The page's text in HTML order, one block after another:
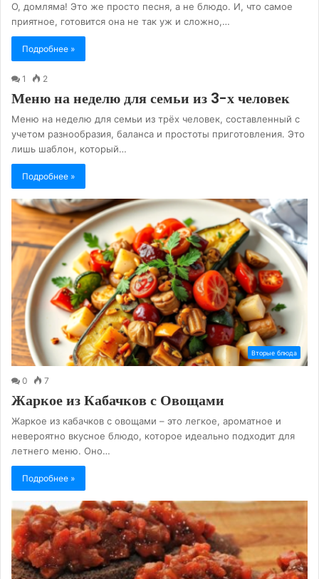
О, домляма! Это же просто песня, а не блюдо. И, что самое
приятное, готовится она не так уж и сложно,…
Подробнее »
1 2
Меню на неделю для семьи из 3-х человек
Меню на неделю для семьи из трёх человек, составленный с
учетом разнообразия, баланса и простоты приготовления. Это
лишь шаблон, который…
Подробнее »
Вторые блюда
0 7
Жаркое из Кабачков с Овощами
Жаркое из кабачков с овощами – это легкое, ароматное и
невероятно вкусное блюдо, которое идеально подходит для
летнего меню. Оно…
Подробнее »